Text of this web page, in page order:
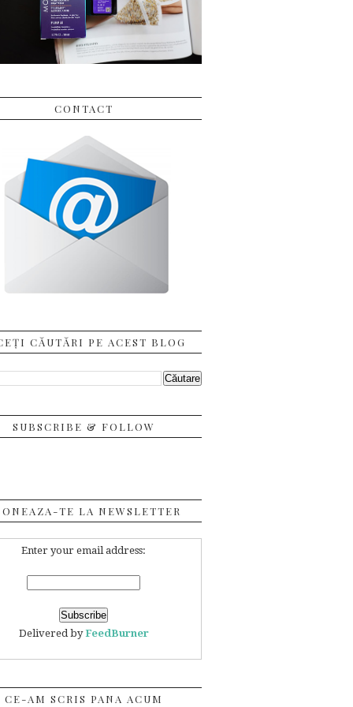
CONTACT
CĂUTĂRI PE ACEST BLOG
SUBSCRIBE & FOLLOW
TE LA NEWSLETTER
Enter your email address:
Delivered byFeedBurner
CE-AM SCRIS PANA ACUM